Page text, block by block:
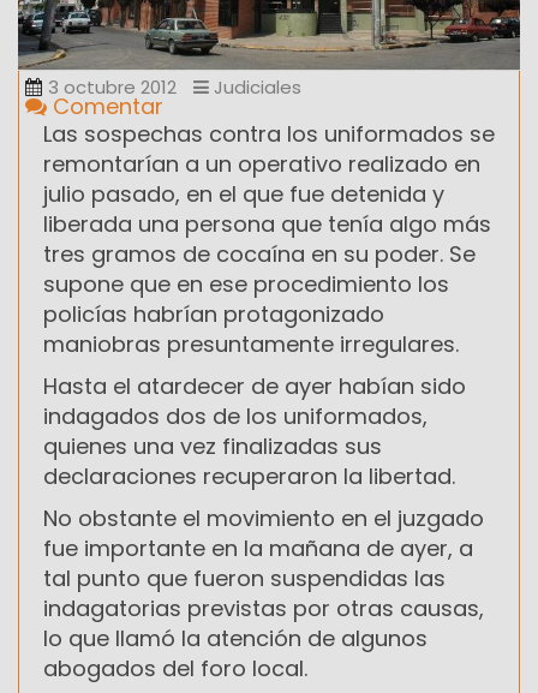
3 octubre 2012 Judiciales
Comentar
Las sospechas contra los uniformados se
remontarían a un operativo realizado en
julio pasado, en el que fue detenida y
liberada una persona que tenía algo más
tres gramos de cocaína en su poder. Se
supone que en ese procedimiento los
policías habrían protagonizado
maniobras presuntamente irregulares.
Hasta el atardecer de ayer habían sido
indagados dos de los uniformados,
quienes una vez finalizadas sus
declaraciones recuperaron la libertad.
No obstante el movimiento en el juzgado
fue importante en la mañana de ayer, a
tal punto que fueron suspendidas las
indagatorias previstas por otras causas,
lo que llamó la atención de algunos
abogados del foro local.